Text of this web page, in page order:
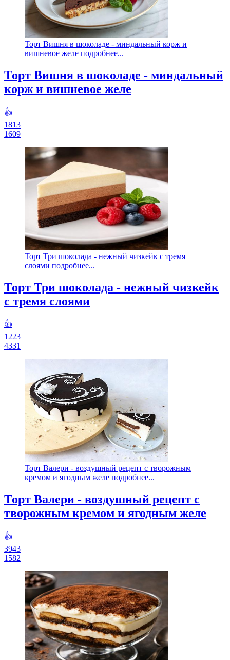
Торт Вишня в шоколаде - миндальный корж и
вишневое желе подробнее...
Торт Вишня в шоколаде - миндальный
корж и вишневое желе
👍
1813
1609
Торт Три шоколада - нежный чизкейк с тремя
слоями подробнее...
Торт Три шоколада - нежный чизкейк
с тремя слоями
👍
1223
4331
Торт Валери - воздушный рецепт с творожным
кремом и ягодным желе подробнее...
Торт Валери - воздушный рецепт с
творожным кремом и ягодным желе
👍
3943
1582